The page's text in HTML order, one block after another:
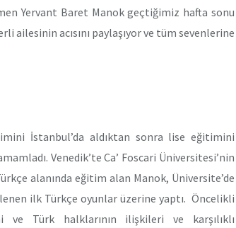
Yervant Baret Manok geçtiğimiz hafta sonu
ailesinin acısını paylaşıyor ve tüm sevenlerine
İstanbul’da aldıktan sonra lise eğitimini
Venedik’te Ca’ Foscari Üniversitesi’nin
alanında eğitim alan Manok, Üniversite’de
ilk Türkçe oyunlar üzerine yaptı. Öncelikli
Türk halklarının ilişkileri ve karşılıklı